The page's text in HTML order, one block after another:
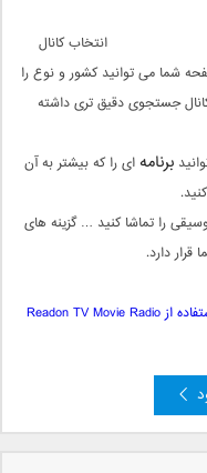
انتخاب کانال
شما می توانید کشور و نوع را
جستجوی دقیق تری داشته
برنامه ای را که بیشتر به آن
را تماشا کنید … گزینه های
دارد.
تماشای فوتبال آنلاین به صورت رایگان با استفاده از Readon TV Movie Radio